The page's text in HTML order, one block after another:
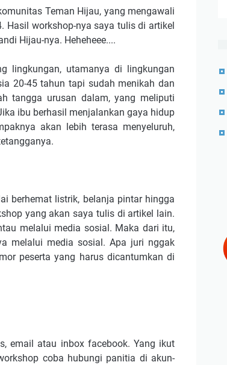
Teman Hijau, yang mengawali
Hasil workshop-nya saya tulis di artikel
Hijau-nya. Heheheee....
lingkungan, utamanya di lingkungan
20-45 tahun tapi sudah menikah dan
tangga urusan dalam, yang meliputi
ibu berhasil menjalankan gaya hidup
akan lebih terasa menyeluruh,
berhemat listrik, belanja pintar hingga
yang akan saya tulis di artikel lain.
melalui media sosial. Maka dari itu,
melalui media sosial. Apa juri nggak
peserta yang harus dicantumkan di
email atau inbox facebook. Yang ikut
coba hubungi panitia di akun-